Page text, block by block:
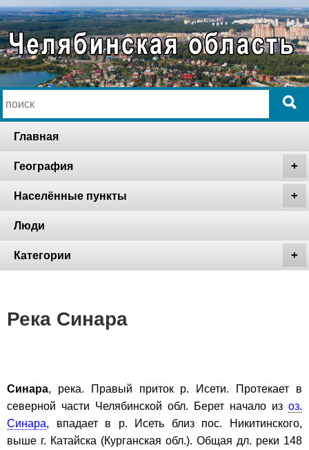
Главная
География
Населённые пункты
Люди
Категории
Река Синара
Синара, река. Правый приток р. Исети. Протекает в
северной части Челябинской обл. Берет начало из оз.
Синара, впадает в р. Исеть близ пос. Никитинского,
выше г. Катайска (Курганская обл.). Общая дл. реки 148